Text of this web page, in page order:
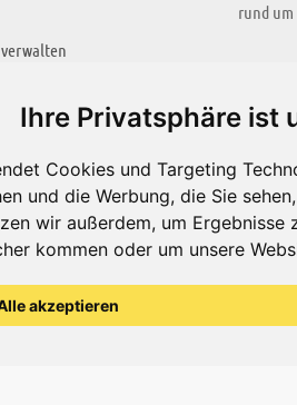
Ihre Privatsphäre ist
Cookies und Targeting
und die Werbung, die Sie
wir außerdem, um Ergebnisse
kommen oder um unsere
akzeptieren
rund um
Alle